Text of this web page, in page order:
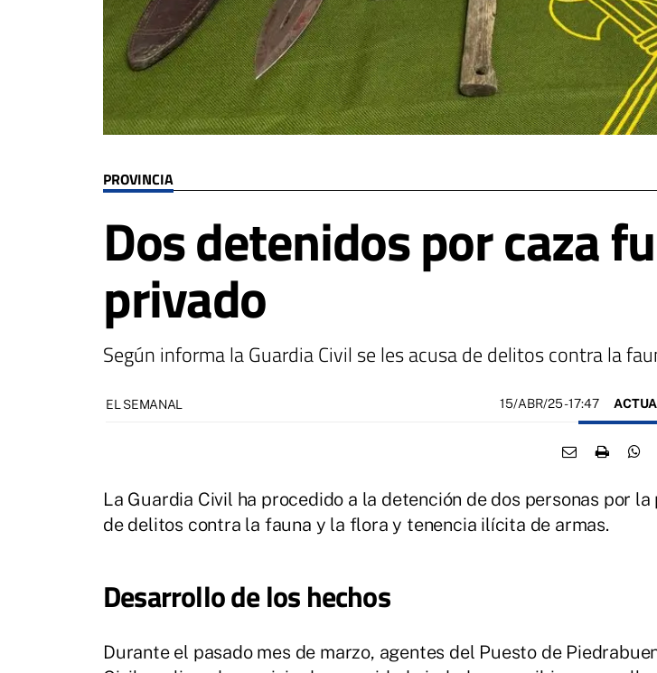
PROVINCIA
Dos detenidos por caza
privado
Según informa la Guardia Civil se les acusa de delitos contra la
EL SEMANAL 15/ABR/25- 17:47
La Guardia Civil ha procedido a la detención de dos personas por
de delitos contra la fauna y la flora y tenencia ilícita de armas.
Desarrollo de los hechos
Durante el pasado mes de marzo, agentes del Puesto de